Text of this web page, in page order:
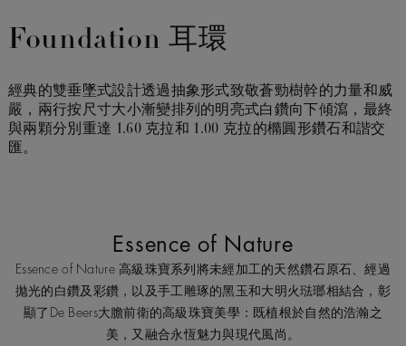
Foundation 耳環
經典的雙垂墜式設計透過抽象形式致敬蒼勁樹幹的力量和威
嚴，兩行按尺寸大小漸變排列的明亮式白鑽向下傾瀉，最終
與兩顆分別重達 1.60 克拉和 1.00 克拉的橢圓形鑽石和諧交
匯。
Essence of Nature
Essence of Nature 高級珠寶系列將未經加工的天然鑽石原石、經過
拋光的白鑽及彩鑽，以及手工雕琢的黑玉和大明火琺瑯相結合，彰
顯了De Beers大膽前衛的高級珠寶美學：既植根於自然的浩瀚之
美，又融合永恆魅力與現代風尚。